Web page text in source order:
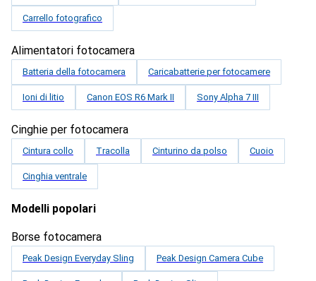
Carrello fotografico
Alimentatori fotocamera
Batteria della fotocamera Caricabatterie per fotocamere
Ioni di litio Canon EOS R6 Mark II Sony Alpha 7 III
Cinghie per fotocamera
Cintura collo Tracolla Cinturino da polso Cuoio
Cinghia ventrale
Modelli popolari
Borse fotocamera
Peak Design Everyday Sling Peak Design Camera Cube